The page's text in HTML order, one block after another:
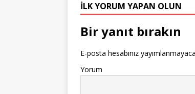
İLK YORUM YAPAN OLUN
Bir yanıt bırakın
E-posta hesabınız
Yorum